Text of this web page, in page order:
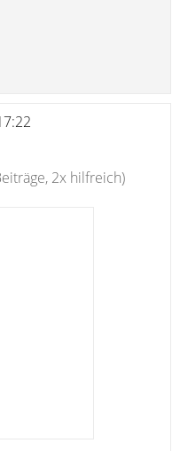
2x hilfreich)